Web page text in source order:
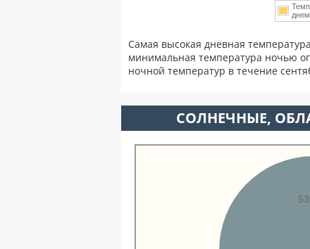
Самая высокая дневная
минимальная температура ночью
ночной температур в течение
CОЛНЕЧНЫЕ,